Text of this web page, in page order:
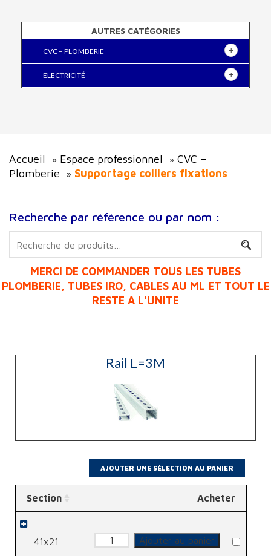
AUTRES CATÉGORIES
CVC – PLOMBERIE
ELECTRICITÉ
Accueil » Espace professionnel » CVC –
Plomberie
» Supportage colliers fixations
Recherche par référence ou par nom :
pour :
Rail L=3M
Section Acheter
41x21 quantité
deAjouter au panier